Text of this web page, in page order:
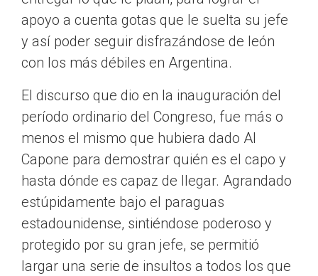
apoyo a cuenta gotas que le suelta su jefe
y así poder seguir disfrazándose de león
con los más débiles en Argentina.
El discurso que dio en la inauguración del
período ordinario del Congreso, fue más o
menos el mismo que hubiera dado Al
Capone para demostrar quién es el capo y
hasta dónde es capaz de llegar. Agrandado
estúpidamente bajo el paraguas
estadounidense, sintiéndose poderoso y
protegido por su gran jefe, se permitió
largar una serie de insultos a todos los que